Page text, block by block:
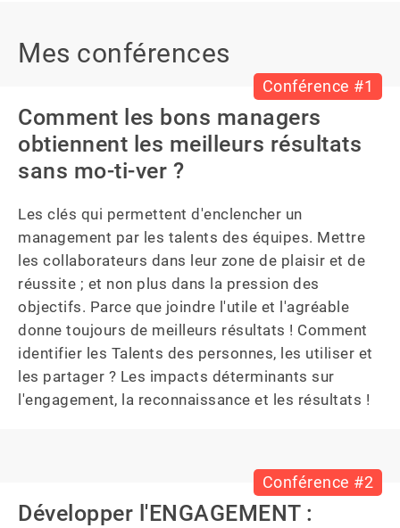
Mes conférences
Conférence #1
Comment les bons managers
obtiennent les meilleurs résultats
sans mo-ti-ver ?
Les clés qui permettent d'enclencher un
management par les talents des équipes. Mettre
les collaborateurs dans leur zone de plaisir et de
réussite ; et non plus dans la pression des
objectifs. Parce que joindre l'utile et l'agréable
donne toujours de meilleurs résultats ! Comment
identifier les Talents des personnes, les utiliser et
les partager ? Les impacts déterminants sur
l'engagement, la reconnaissance et les résultats !
Conférence #2
Développer l'ENGAGEMENT :